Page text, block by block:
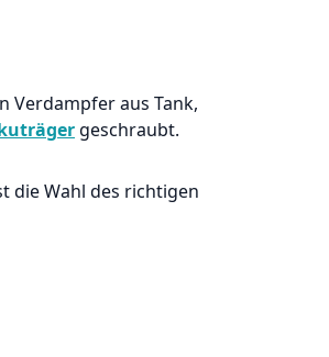
Verdampfer aus Tank,
geschraubt.
die Wahl des richtigen